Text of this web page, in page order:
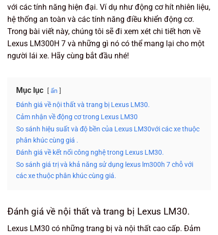
với các tính năng hiện đại. Ví dụ như động cơ hít nhiên liệu,
hệ thống an toàn và các tính năng điều khiển động cơ.
Trong bài viết này, chúng tôi sẽ đi xem xét chi tiết hơn về
Lexus LM300H 7 và những gì nó có thể mang lại cho một
người lái xe. Hãy cùng bắt đầu nhé!
Mục lục ẩn
Đánh giá về nội thất và trang bị Lexus LM30.
Cảm nhận về động cơ trong Lexus LM30
So sánh hiệu suất và độ bền của Lexus LM30với các xe thuộc
phân khúc cùng giá .
Đánh giá về kết nối công nghệ trong Lexus LM30.
So sánh giá trị và khả năng sử dụng lexus lm300h 7 chỗ với
các xe thuộc phân khúc cùng giá.
Đánh giá về nội thất và trang bị Lexus LM30.
Lexus LM30 có những trang bị và nội thất cao cấp. Đảm